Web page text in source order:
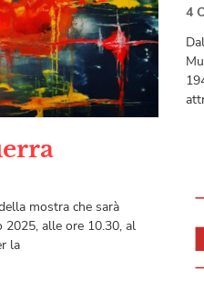
mostra che sarà
2025, alle ore 10.30, al
la
4